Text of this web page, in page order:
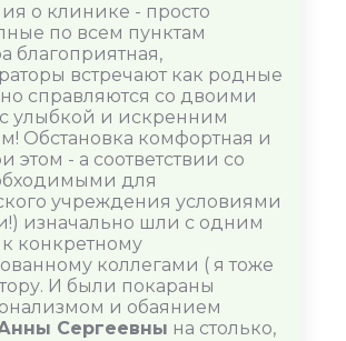
о клинике - просто
по всем пунктам
благоприятная,
встречают как родные
справляются со двоими
улыбкой и искренним
Обстановка комфортная и
этом - а соответствии со
для
учреждения условиями
изначально шли с одним
конкретному
коллегами ( я тоже
И были покараны
и обаянием
Сергеевны на столько,